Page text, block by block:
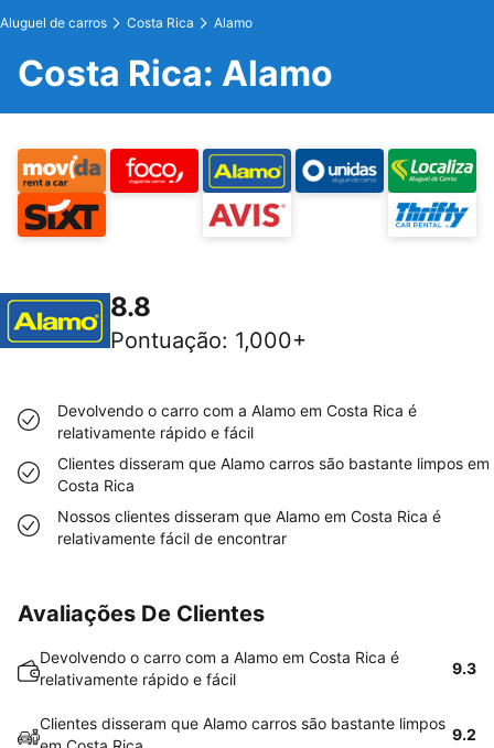
Aluguel de carros Costa Rica Alamo
Costa Rica: Alamo
8.8
Pontuação: 1,000+
Devolvendo o carro com a Alamo em Costa Rica é
relativamente rápido e fácil
Clientes disseram que Alamo carros são bastante limpos em
Costa Rica
Nossos clientes disseram que Alamo em Costa Rica é
relativamente fácil de encontrar
Avaliações De Clientes
Devolvendo o carro com a Alamo em Costa Rica é
relativamente rápido e fácil
9.3
Clientes disseram que Alamo carros são bastante limpos
9.2